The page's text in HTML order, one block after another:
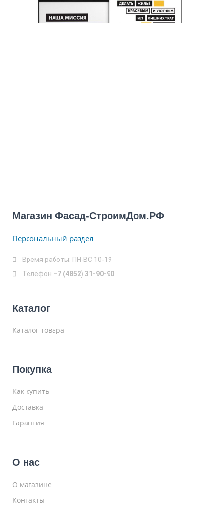
Магазин Фасад-СтроимДом.РФ
Персональный раздел
Время работы: ПН-ВС 10-19
Телефон +7 (4852) 31-90-90
Каталог
Каталог товара
Покупка
Как купить
Доставка
Гарантия
О нас
О магазине
Контакты